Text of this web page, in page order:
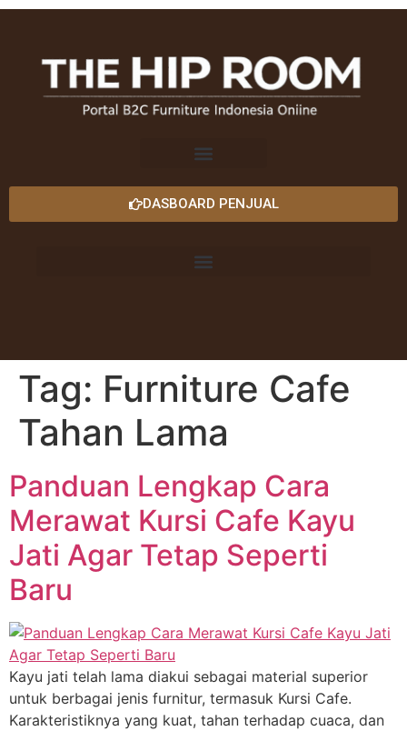
DASBOARD PENJUAL
Tag: Furniture Cafe
Tahan Lama
Panduan Lengkap Cara
Merawat Kursi Cafe Kayu
Jati Agar Tetap Seperti
Baru
Kayu jati telah lama diakui sebagai material superior
untuk berbagai jenis furnitur, termasuk Kursi Cafe.
Karakteristiknya yang kuat, tahan terhadap cuaca, dan